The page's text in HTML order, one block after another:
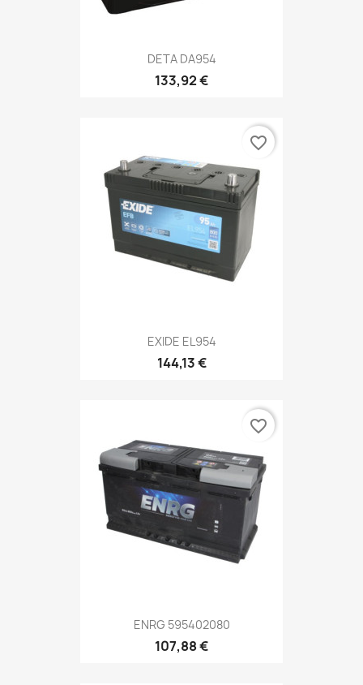
DETA DA954
133,92 €
EXIDE EL954
144,13 €
favorite_border
ENRG 595402080
107,88 €
favorite_border